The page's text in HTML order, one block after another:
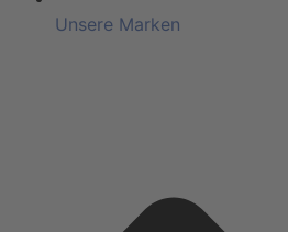
Unsere Marken